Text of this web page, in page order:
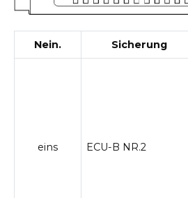
Nein. Sicherung
eins ECU-B NR.2